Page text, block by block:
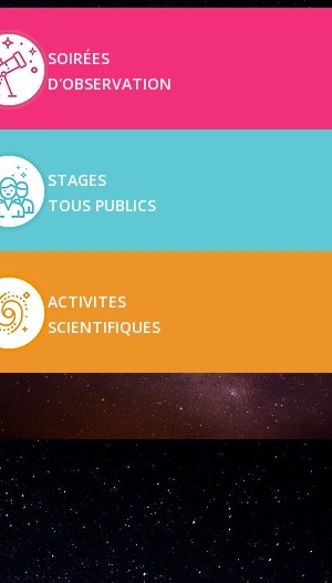
SOIRÉES
D'OBSERVATION
STAGES
TOUS PUBLICS
ACTIVITES
SCIENTIFIQUES